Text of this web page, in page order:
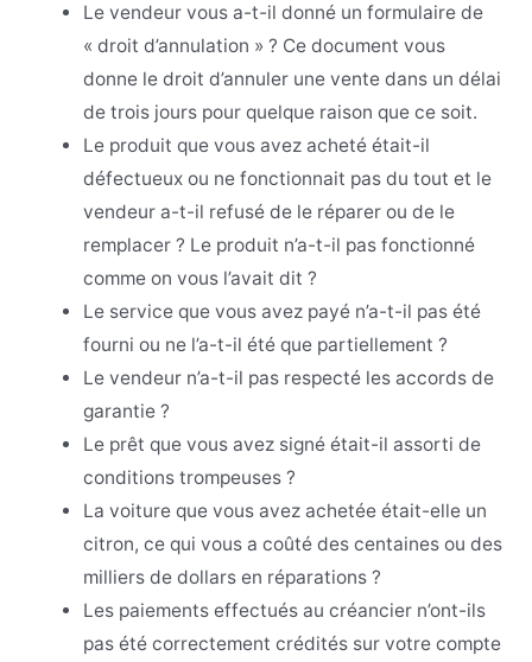
Le vendeur vous a-t-il donné un formulaire de
« droit d’annulation » ? Ce document vous
donne le droit d’annuler une vente dans un délai
de trois jours pour quelque raison que ce soit.
Le produit que vous avez acheté était-il
défectueux ou ne fonctionnait pas du tout et le
vendeur a-t-il refusé de le réparer ou de le
remplacer ? Le produit n’a-t-il pas fonctionné
comme on vous l’avait dit ?
Le service que vous avez payé n’a-t-il pas été
fourni ou ne l’a-t-il été que partiellement ?
Le vendeur n’a-t-il pas respecté les accords de
garantie ?
Le prêt que vous avez signé était-il assorti de
conditions trompeuses ?
La voiture que vous avez achetée était-elle un
citron, ce qui vous a coûté des centaines ou des
milliers de dollars en réparations ?
Les paiements effectués au créancier n’ont-ils
pas été correctement crédités sur votre compte